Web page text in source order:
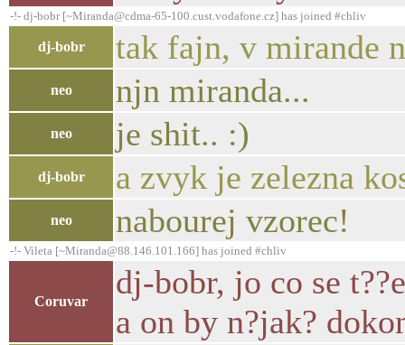
-!- dj-bobr [~Miranda@cdma-65-100.cust.vodafone.cz] has joined #chliv
dj-bobr tak fajn, v mirande
neo njn miranda...
neo je shit.. :)
dj-bobr a zvyk je zelezna
neo nabourej vzorec!
-!- Vileta [~Miranda@88.146.101.166] has joined #chliv
Coruvar
dj-bobr, jo co se
a on by n?jak?